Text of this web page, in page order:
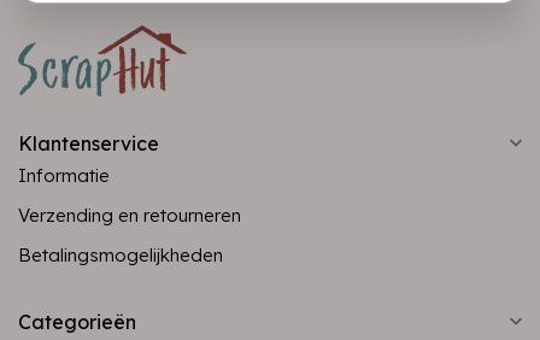
Klantenservice
Informatie
Verzending en retourneren
Betalingsmogelijkheden
Categorieën